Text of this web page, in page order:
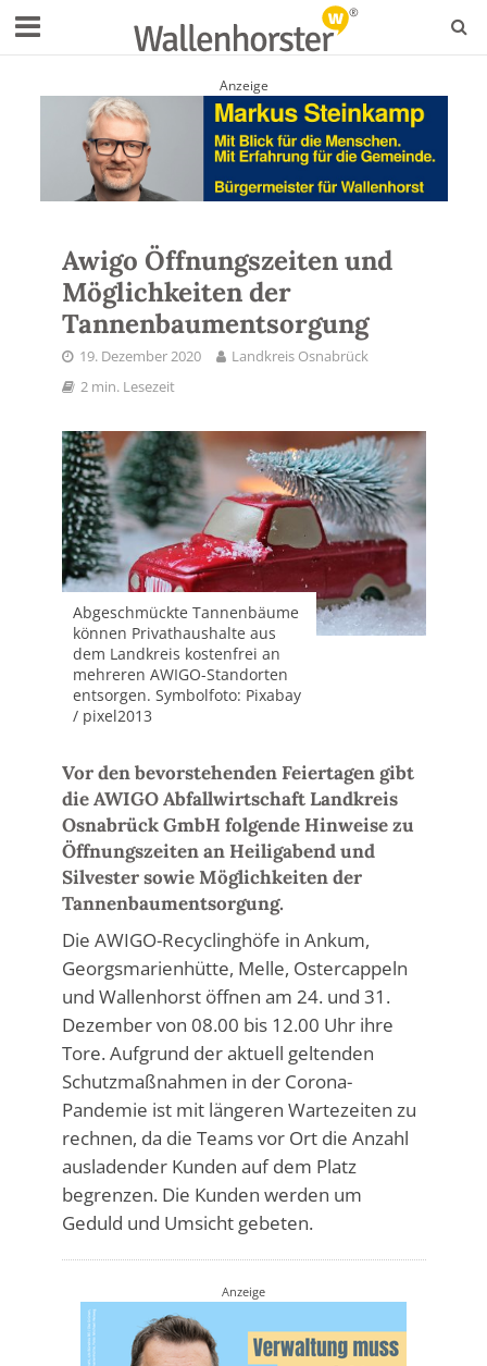
Anzeige
Awigo Öffnungszeiten und
Möglichkeiten der
Tannenbaumentsorgung
19. Dezember 2020
Landkreis Osnabrück
2 min. Lesezeit
Abgeschmückte Tannenbäume
können Privathaushalte aus
dem Landkreis kostenfrei an
mehreren AWIGO-Standorten
entsorgen. Symbolfoto: Pixabay
/ pixel2013
Vor den bevorstehenden Feiertagen gibt
die AWIGO Abfallwirtschaft Landkreis
Osnabrück GmbH folgende Hinweise zu
Öffnungszeiten an Heiligabend und
Silvester sowie Möglichkeiten der
Tannenbaumentsorgung.
Die AWIGO-Recyclinghöfe in Ankum,
Georgsmarienhütte, Melle, Ostercappeln
und Wallenhorst öffnen am 24. und 31.
Dezember von 08.00 bis 12.00 Uhr ihre
Tore. Aufgrund der aktuell geltenden
Schutzmaßnahmen in der Corona-
Pandemie ist mit längeren Wartezeiten zu
rechnen, da die Teams vor Ort die Anzahl
ausladender Kunden auf dem Platz
begrenzen. Die Kunden werden um
Geduld und Umsicht gebeten.
Anzeige